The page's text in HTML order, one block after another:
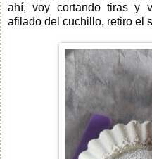
ahí, voy cortando tiras y
afilado del cuchillo, retiro el